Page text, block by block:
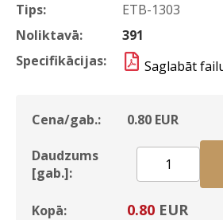
Tips:
ETB-1303
Noliktavā:
391
Specifikācijas:
Saglabāt
Cena/gab.: 0.80 EUR
Daudzums
[gab.]:
Kopā: 0.80 EUR